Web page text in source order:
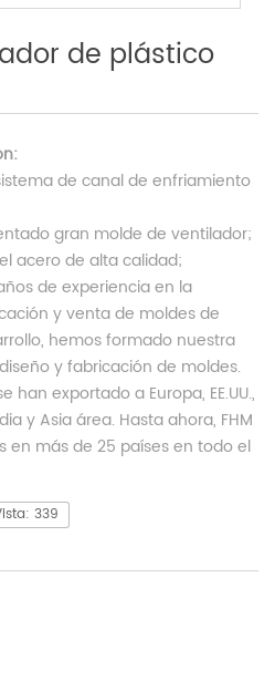
de plástico
de canal de enfriamiento
gran molde de ventilador;
acero de alta calidad;
de experiencia en la
y venta de moldes de
hemos formado nuestra
y fabricación de moldes.
han exportado a Europa, EE.UU.,
y Asia área. Hasta ahora, FHM
en más de 25 países en todo el
339